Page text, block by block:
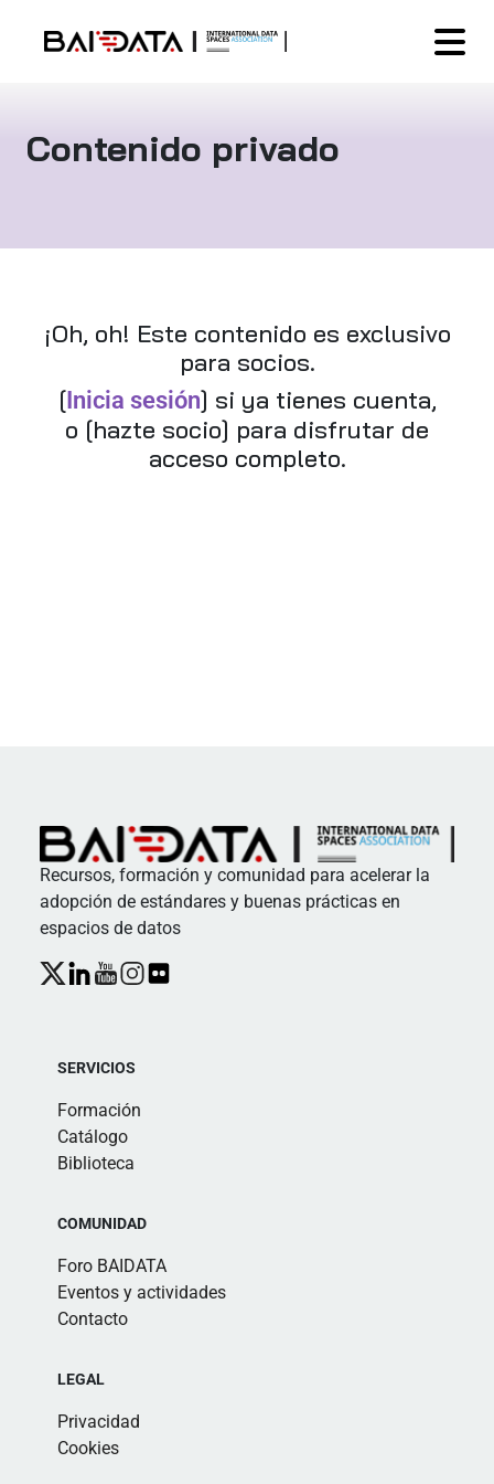
Contenido privado
¡Oh, oh! Este contenido es exclusivo
para socios.
[Inicia sesión] si ya tienes cuenta,
o [hazte socio] para disfrutar de
acceso completo.
Recursos, formación y comunidad para acelerar la
adopción de estándares y buenas prácticas en
espacios de datos
SERVICIOS
Formación
Catálogo
Biblioteca
COMUNIDAD
Foro BAIDATA
Eventos y actividades
Contacto
LEGAL
Privacidad
Cookies